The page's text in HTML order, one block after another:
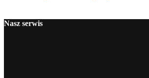
Nasz serwis